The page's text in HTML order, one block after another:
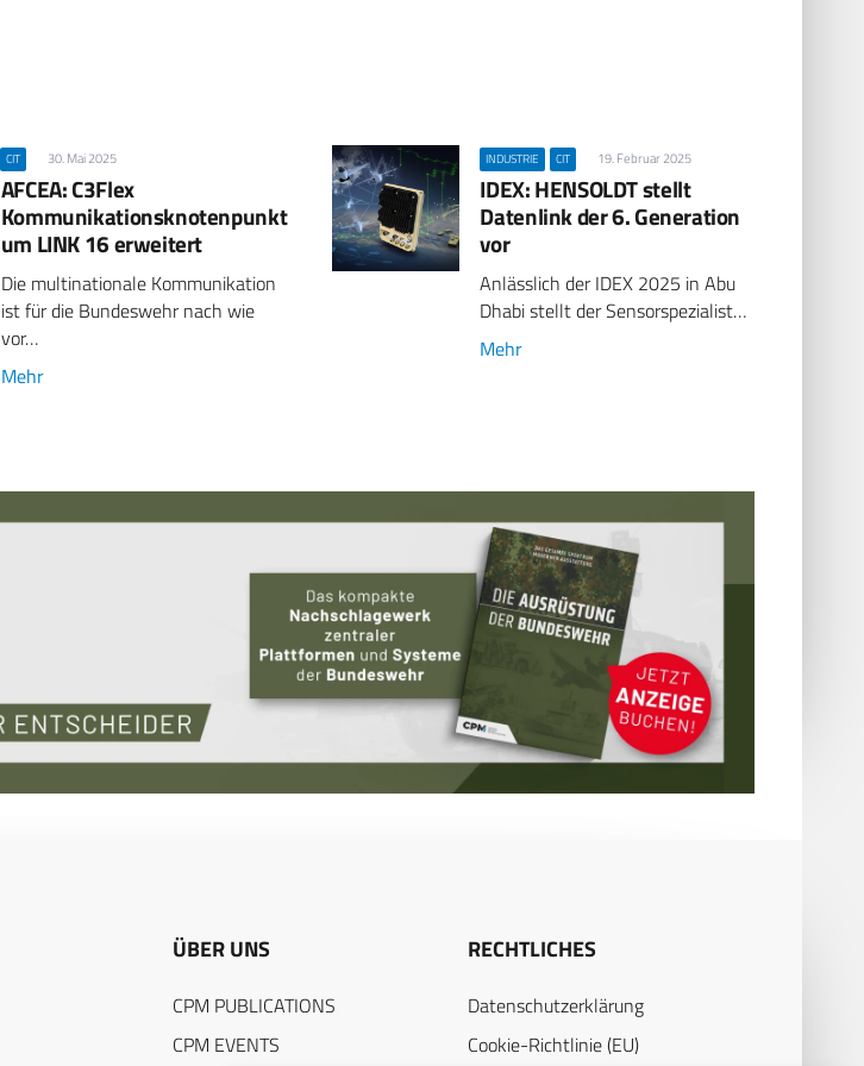
CIT 30. Mai 2025
AFCEA: C3Flex
Kommunikationsknotenpunkt
um LINK 16 erweitert
Die multinationale Kommunikation
ist für die Bundeswehr nach wie
vor…
Mehr
INDUSTRIE CIT 19. Februar 2025
IDEX: HENSOLDT stellt
Datenlink der 6. Generation
vor
Anlässlich der IDEX 2025 in Abu
Dhabi stellt der Sensorspezialist…
Mehr
ÜBER UNS
CPM PUBLICATIONS
CPM EVENTS
RECHTLICHES
Datenschutzerklärung
Cookie-Richtlinie (EU)